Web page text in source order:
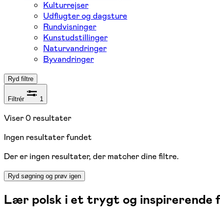
Kulturrejser
Udflugter og dagsture
Rundvisninger
Kunstudstillinger
Naturvandringer
Byvandringer
Ryd filtre
Filtrér 1
Viser0 resultater
Ingen resultater fundet
Der er ingen resultater, der matcher dine filtre.
Ryd søgning og prøv igen
Lær polsk i et trygt og inspirerende